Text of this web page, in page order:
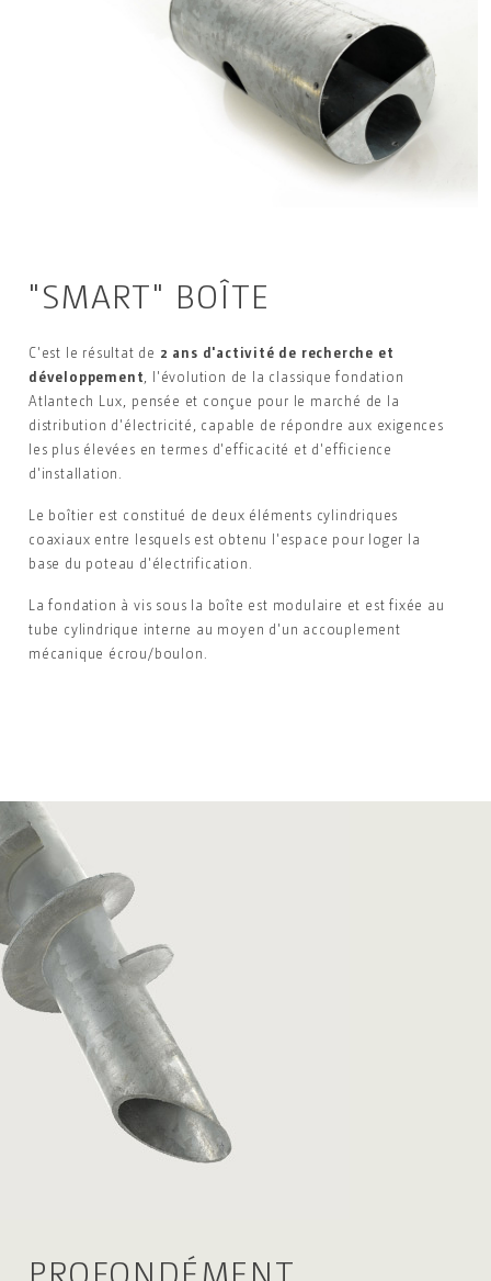
"SMART" BOÎTE
C'est le résultat de 2 ans d'activité de recherche et
développement l'évolution de la classique fondation
Atlantech Lux, pensée et conçue pour le marché de la
distribution d'électricité, capable de répondre aux exigences
les plus élevées en termes d'efficacité et d'efficience
d'installation.
Le boîtier est constitué de deux éléments cylindriques
coaxiaux entre lesquels est obtenu l'espace pour loger la
base du poteau d'électrification.
La fondation à vis sous la boîte est modulaire et estfixée au
tube cylindrique interne au moyen d'un accouplement
mécanique écrou/boulon.
PROFONDÉMENT